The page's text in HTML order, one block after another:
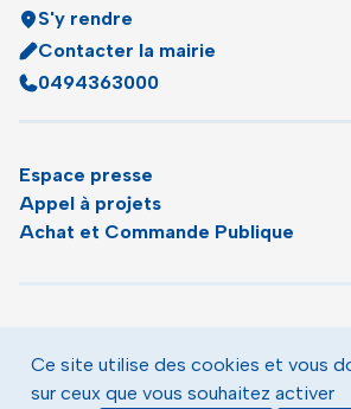
S'y rendre
Contacter la mairie
0494363000
Espace presse
Appel à projets
Achat et Commande Publique
Agenda
Le magazine municipal de Toulon
Ce site utilise des cookies et vous
sur ceux que vous souhaitez activer